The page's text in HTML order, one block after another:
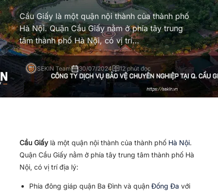
Cầu Giấy là một quận nội thành của thành phố
Hà Nội. Quận Cầu Giấy nằm ở phía tây trung
tâm thành phố Hà Nội, có vị trí…
SEKIN Team 30/07/2024 12 phút đọc
Cầu Giấy là một quận nội thành của thành phố Hà Nội.
Quận Cầu Giấy nằm ở phía tây trung tâm thành phố Hà
Nội, có vị trí địa lý:
Phía đông giáp quận Ba Đình và quận Đống Đa với